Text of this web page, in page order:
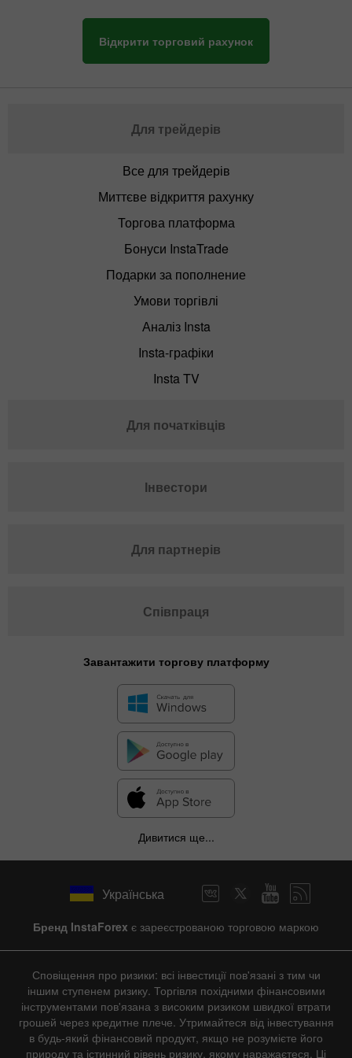
Відкрити торговий рахунок
Для трейдерів
Все для трейдерів
Миттєве відкриття рахунку
Торгова платформа
Бонуси InstaTrade
Подарки за пополнение
Умови торгівлі
Аналіз Insta
Insta-графіки
Insta TV
Для початківців
Інвестори
Для партнерів
Співпраця
Завантажити торгову платформу
Дивитися ще...
Українська
Бренд InstaForex є зареєстрованою торговою маркою
Сповіщення про ризики: всі інвестиції пов'язані з тим чи
іншим ступенем ризику. Торгівля похідними фінансовими
інструментами пов'язана з високим ризиком швидкої втрати
грошей через кредитне плече. Утримайтеся від інвестування
в будь-який фінансовий продукт, якщо не розумієте його
природу та істинний рівень ризику, якому наражаєтеся. Ці